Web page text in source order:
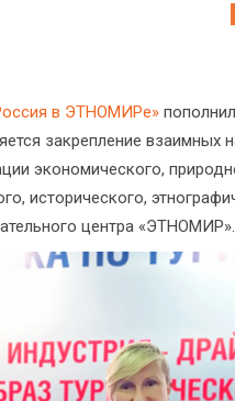
в ЭТНОМИРе»
закрепление взаимных
экономического,
исторического,
центра «ЭТНОМИР».